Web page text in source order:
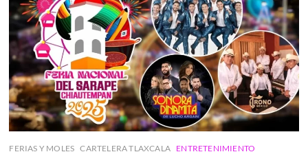
FERIAS Y MOLES CARTELERA TLAXCALA ENTRETENIMIENTO